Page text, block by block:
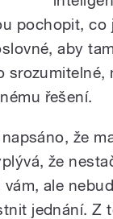
pochopit,
aby
srozumitelné,
řešení.
že
že
ale
jednání. Z